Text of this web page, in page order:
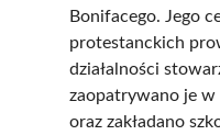
Bonifacego. Jego
protestanckich
działalności
zaopatrywano je w
oraz zakładano